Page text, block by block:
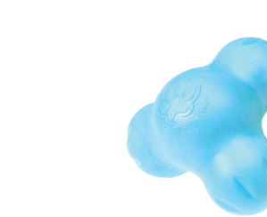
Слабоалкогольные
напитки